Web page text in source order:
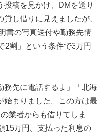
投稿を見かけ、DMを送り
し借りに見えましたが、
書の写真送付や勤務先情
2割」という条件で3万円
務先に電話するよ」「北海
始まりました。この方は最
業者からも借りてしま
15万円、支払った利息の